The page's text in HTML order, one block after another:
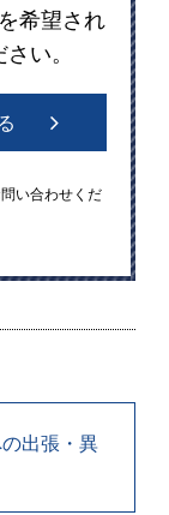
希望され
い。
い合わせくだ
出張・異